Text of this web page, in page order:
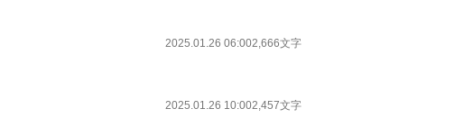
2025.01.26 06:002,666文字
2025.01.26 10:002,457文字